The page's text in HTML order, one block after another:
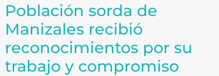
Población sorda de
Manizales recibió
reconocimientos por su
trabajo y compromiso